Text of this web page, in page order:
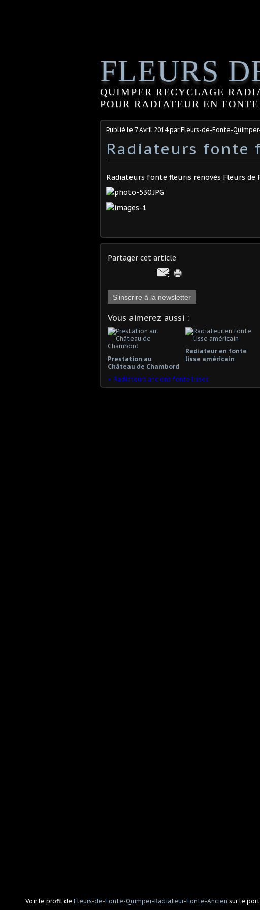
FLEURS
QUIMPER RECYCLAGE
POUR RADIATEUR EN
Publié le 7 Avril 2014par Fleurs-de-Fonte-
Radiateurs fonte
Radiateurs fonte fleuris rénovés Fleurs de
Partager cet article
S'inscrire à la newsletter
Vous aimerez aussi :
Prestation au
Château de Chambord
Radiateur en fonte
lisse américain
Radiateurs anciens fonte lisses
Voir le profil de Fleurs-de-Fonte-Quimper-Radiateur-Fonte-Ancien sur le